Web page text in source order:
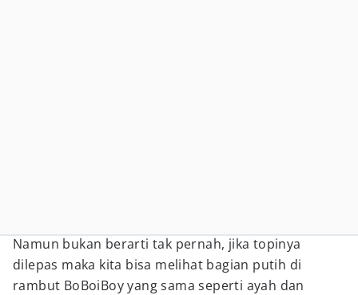
Namun bukan berarti tak pernah, jika topinya
dilepas maka kita bisa melihat bagian putih di
rambut BoBoiBoy yang sama seperti ayah dan